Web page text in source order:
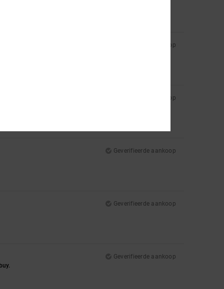
Geverifieerde aankoop
Geverifieerde aankoop
Geverifieerde aankoop
Geverifieerde aankoop
Geverifieerde aankoop